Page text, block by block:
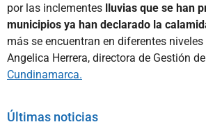
por las inclementes lluvias que se han
municipios ya han declarado la
más se encuentran en diferentes
Angelica Herrera, directora de Gestión
Cundinamarca.
Últimas noticias